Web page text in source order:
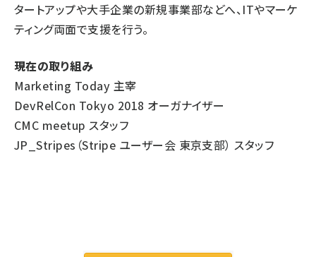
タートアップや大手企業の新規事業部などへ、ITやマーケ
ティング両面で支援を行う。
現在の取り組み
Marketing Today 主宰
DevRelCon Tokyo 2018 オーガナイザー
CMC meetup スタッフ
JP_Stripes（Stripe ユーザー会 東京支部） スタッフ